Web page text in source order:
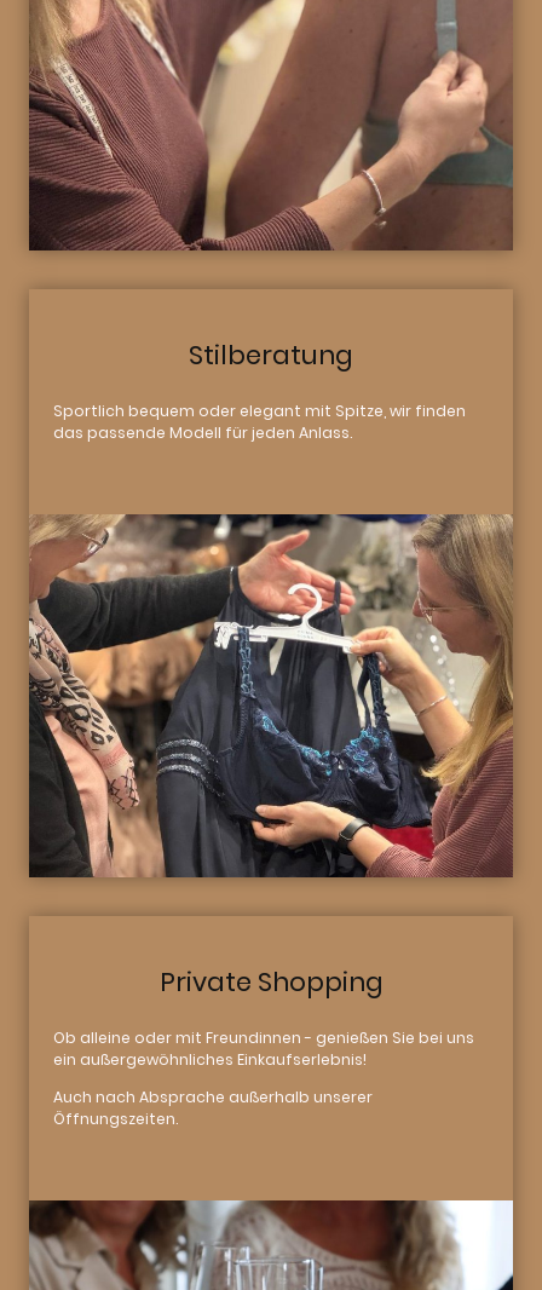
Stilberatung
Sportlich bequem oder elegant mit Spitze, wir finden
das passende Modell für jeden Anlass.
Private Shopping
Ob alleine oder mit Freundinnen - genießen Sie bei uns
ein außergewöhnliches Einkaufserlebnis!
Auch nach Absprache außerhalb unserer
Öffnungszeiten.